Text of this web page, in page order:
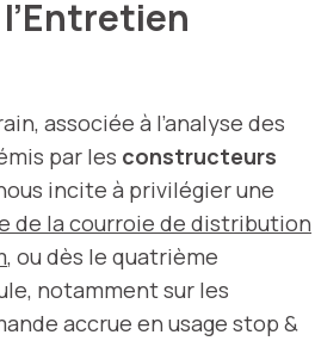
associée à l’analyse des
par les constructeurs
incite à privilégier une
de la courroie de distribution
, ou dès le quatrième
notamment sur les
accrue en usage stop &